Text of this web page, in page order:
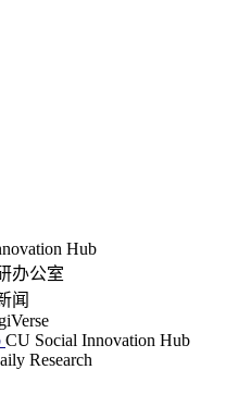
Hub
办公室
闻
CU Social Innovation Hub
Research